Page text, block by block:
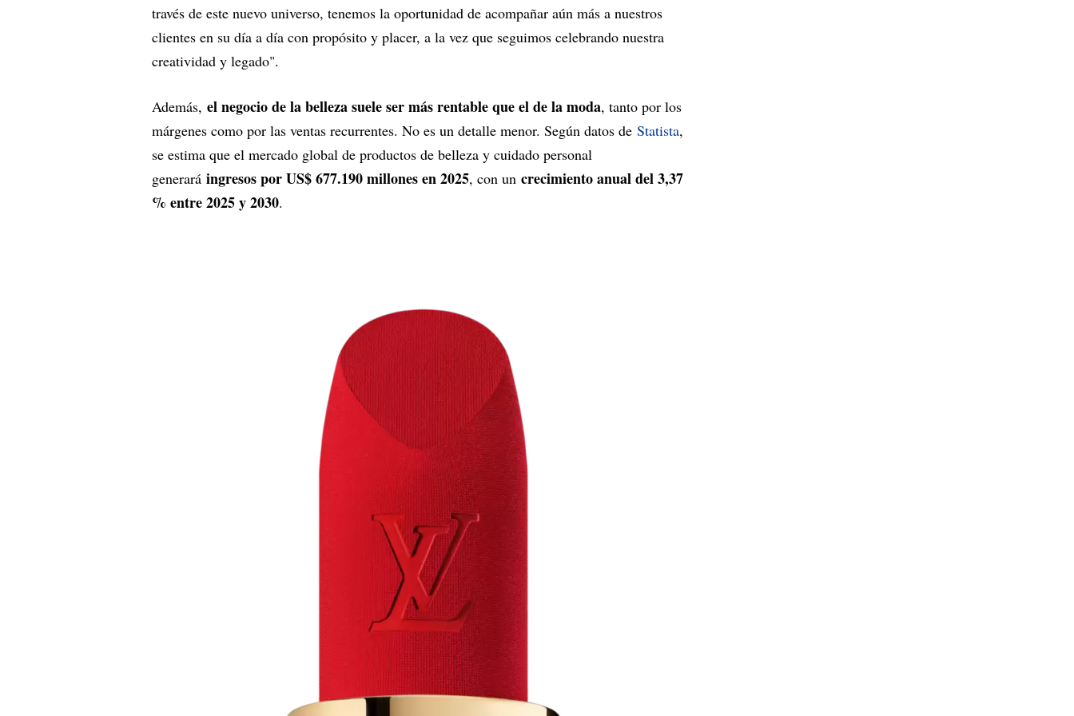
través de este nuevo universo, tenemos la oportunidad de acompañar aún más a nuestros
clientes en su día a día con propósito y placer, a la vez que seguimos celebrando nuestra
creatividad y legado".
Además, el negocio de la belleza suele ser más rentable que el de la moda, tanto por los
márgenes como por las ventas recurrentes. No es un detalle menor. Según datos de Statista,
se estima que el mercado global de productos de belleza y cuidado personal
generará ingresos por US$ 677.190 millones en 2025, con un crecimiento anual del 3,37
% entre 2025 y 2030.